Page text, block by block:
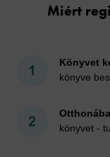
Miért
Könyvet
könyve
könyvet -